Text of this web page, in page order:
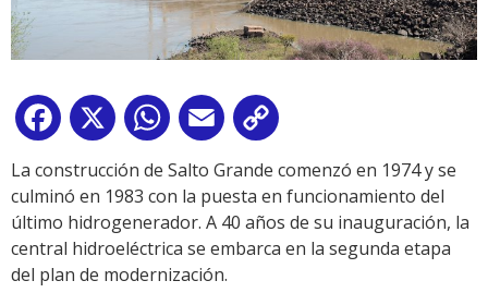
Facebook
X WhatsApp
Email
Link
La construcción de Salto Grande comenzó en 1974 y se
culminó en 1983 con la puesta en funcionamiento del
último hidrogenerador. A 40 años de su inauguración, la
central hidroeléctrica se embarca en la segunda etapa
del plan de modernización.